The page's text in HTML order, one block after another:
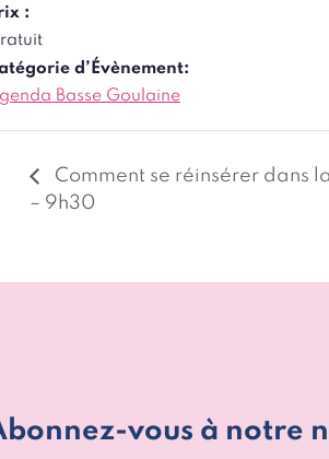
:
d’Évènement:
Basse Goulaine
Comment se réinsérer dans
– 9h30
vous à notre